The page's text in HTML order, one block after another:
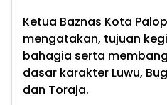
Ketua Baznas Kota
mengatakan, tujuan
bahagia serta
dasar karakter Luwu,
dan Toraja.